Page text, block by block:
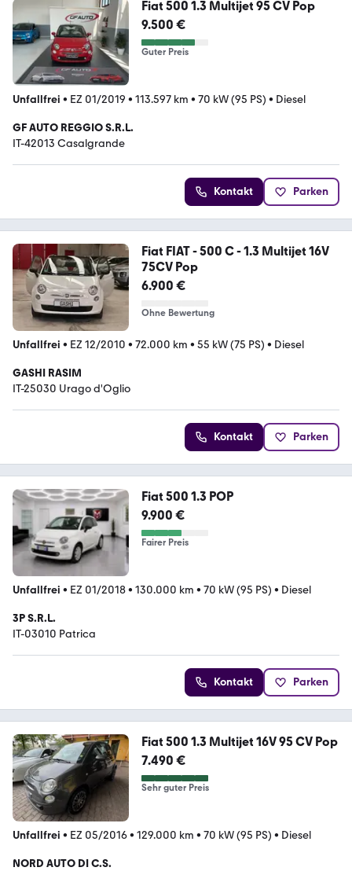
Fiat 500 1.3 Multijet 95 CV Pop
9.500 €
Guter Preis
Unfallfrei • EZ 01/2019 • 113.597 km • 70 kW (95 PS) • Diesel
GF AUTO REGGIO S.R.L.
IT-42013 Casalgrande
Kontakt Parken
Fiat FIAT - 500 C - 1.3 Multijet 16V
75CV Pop
6.900 €
Ohne Bewertung
Unfallfrei • EZ 12/2010 • 72.000 km • 55 kW (75 PS) • Diesel
GASHI RASIM
IT-25030 Urago d'Oglio
Kontakt Parken
Fiat 500 1.3 POP
9.900 €
Fairer Preis
Unfallfrei • EZ 01/2018• 130.000 km • 70 kW (95 PS) • Diesel
3P S.R.L.
IT-03010 Patrica
Kontakt Parken
Fiat 500 1.3 Multijet 16V 95 CV Pop
7.490 €
Sehr guter Preis
Unfallfrei • EZ 05/2016• 129.000 km • 70 kW (95 PS) • Diesel
NORD AUTO DI C.S.